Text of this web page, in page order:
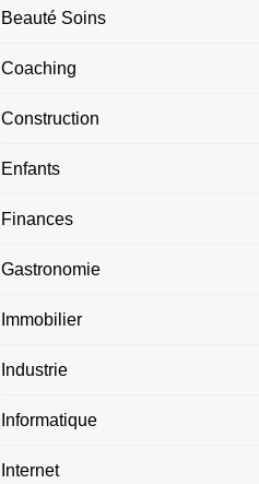
Beauté Soins
Coaching
Construction
Enfants
Finances
Gastronomie
Immobilier
Industrie
Informatique
Internet